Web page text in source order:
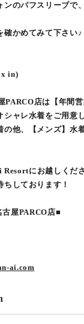
ンのパフスリーブで
確かめてみて下さい♪
in)
PARCO店は【年間
ャレ水着をご用意
の他、【メンズ】水
Resortにお越しくだ
しております！
屋PARCO店■
ai.com